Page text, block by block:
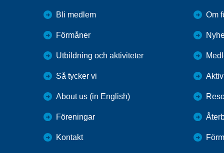
Bli medlem
Förmåner
Utbildning och aktiviteter
Så tycker vi
About us (in English)
Föreningar
Kontakt
Om